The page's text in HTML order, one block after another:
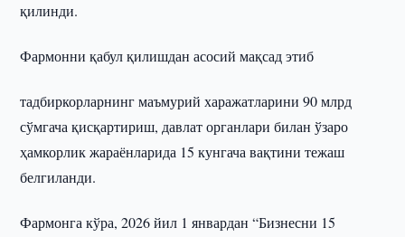
қилинди.
Фармонни қабул қилишдан асосий мақсад этиб
тадбиркорларнинг маъмурий харажатларини 90 млрд
сўмгача қисқартириш, давлат органлари билан ўзаро
ҳамкорлик жараёнларида 15 кунгача вақтини тежаш
белгиланди.
Фармонга кўра, 2026 йил 1 январдан “Бизнесни 15